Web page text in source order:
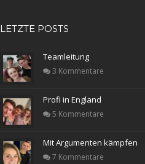
LETZTE POSTS
Teamleitung
3 Kommentare
Profi in England
5 Kommentare
Mit Argumenten kämpfen
7 Kommentare